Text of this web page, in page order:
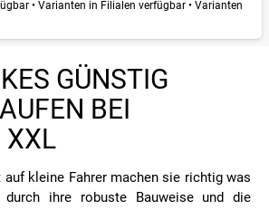
• Varianten in Filialen verfügbar • Varianten
GÜNSTIG
BEI
XXL
kleine Fahrer machen sie richtig was
durch ihre robuste Bauweise und die